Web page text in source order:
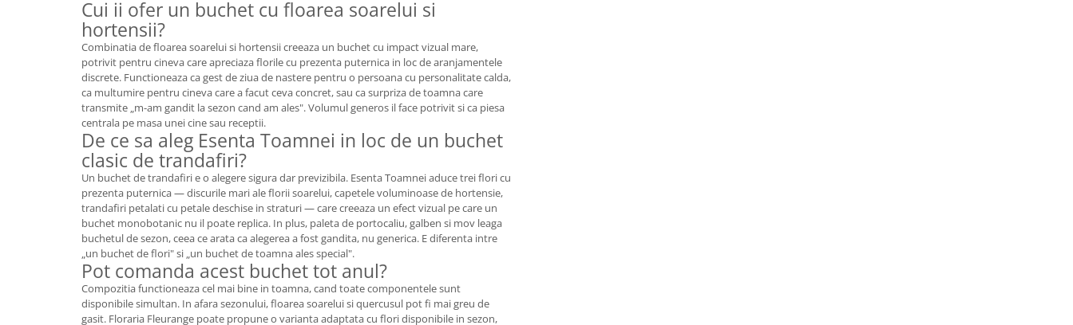
Cui ii ofer un buchet cu floarea soarelui si
hortensii?
Combinatia de floarea soarelui si hortensii creeaza un buchet cu impact vizual mare,
potrivit pentru cineva care apreciaza florile cu prezenta puternica in loc de aranjamentele
discrete. Functioneaza ca gest de ziua de nastere pentru o persoana cu personalitate calda,
ca multumire pentru cineva care a facut ceva concret, sau ca surpriza de toamna care
transmite „m-am gandit la sezon cand am ales". Volumul generos il face potrivit si ca piesa
centrala pe masa unei cine sau receptii.
De ce sa aleg Esenta Toamnei in loc de un buchet
clasic de trandafiri?
Un buchet de trandafiri e o alegere sigura dar previzibila. Esenta Toamnei aduce trei flori cu
prezenta puternica — discurile mari ale florii soarelui, capetele voluminoase de hortensie,
trandafiri petalati cu petale deschise in straturi — care creeaza un efect vizual pe care un
buchet monobotanic nu il poate replica. In plus, paleta de portocaliu, galben si mov leaga
buchetul de sezon, ceea ce arata ca alegerea a fost gandita, nu generica. E diferenta intre
„un buchet de flori" si „un buchet de toamna ales special".
Pot comanda acest buchet tot anul?
Compozitia functioneaza cel mai bine in toamna, cand toate componentele sunt
disponibile simultan. In afara sezonului, floarea soarelui si quercusul pot fi mai greu de
gasit. Floraria Fleurange poate propune o varianta adaptata cu flori disponibile in sezon,